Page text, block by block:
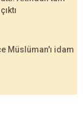
Müslüman'ı idam